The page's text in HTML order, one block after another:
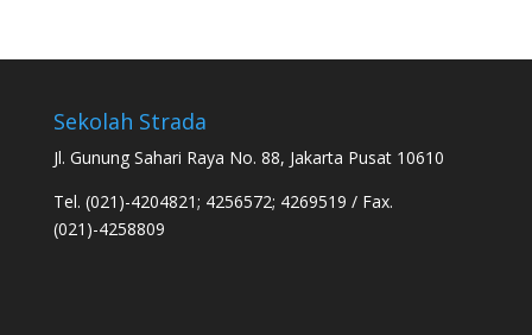
Sekolah Strada
Jl. Gunung Sahari Raya No. 88, Jakarta Pusat 10610
Tel. (021)-4204821; 4256572; 4269519 / Fax.
(021)-4258809